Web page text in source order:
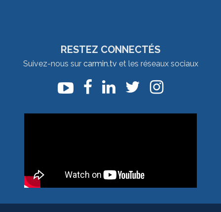
RESTEZ CONNECTÉS
Suivez-nous sur carmin.tv et les réseaux sociaux